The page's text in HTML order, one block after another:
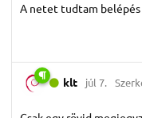
A netet tudtam
klt júl 7.